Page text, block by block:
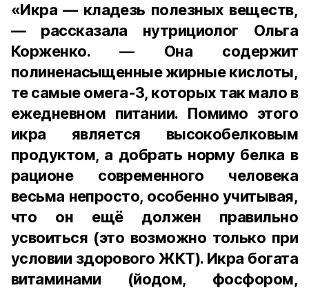
«Икра — кладезь полезных веществ,
— рассказала нутрициолог Ольга
Корженко. — Она содержит
полиненасыщенные жирные кислоты,
те самые омега-3, которых так мало в
ежедневном питании. Помимо этого
икра является высокобелковым
продуктом, а добрать норму белка в
рационе современного человека
весьма непросто, особенно учитывая,
что он ещё должен правильно
усвоиться (это возможно только при
условии здорового ЖКТ). Икра богата
витаминами (йодом, фосфором,